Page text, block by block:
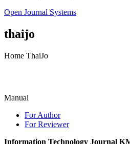
Open Journal Systems
thaijo
Home ThaiJo
Manual
For Author
For Reviewer
Information Technology Journal